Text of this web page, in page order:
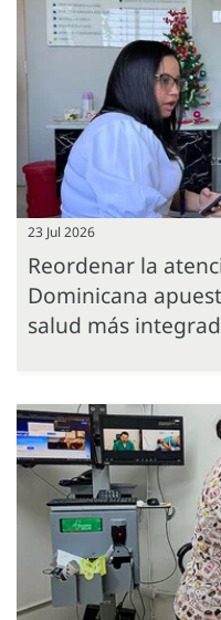
23 Jul 2026
Reordenar la
Dominicana
salud más